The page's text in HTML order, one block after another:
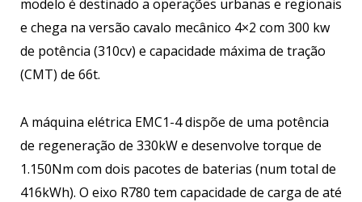
modelo é destinado a operações urbanas e regionais
e chega na versão cavalo mecânico 4×2 com 300 kw
de potência (310cv) e capacidade máxima de tração
(CMT) de 66t.
A máquina elétrica EMC1-4 dispõe de uma potência
de regeneração de 330kW e desenvolve torque de
1.150Nm com dois pacotes de baterias (num total de
416kWh). O eixo R780 tem capacidade de carga de até